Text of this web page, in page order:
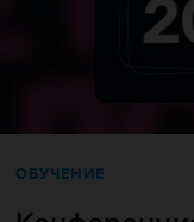
ОБУЧЕНИЕ